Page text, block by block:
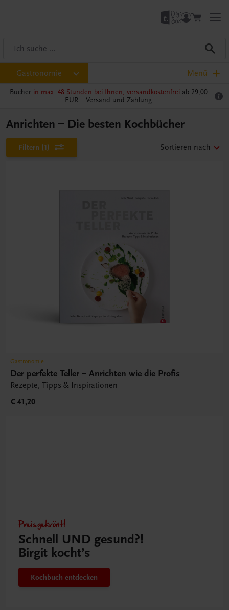
Gastronomie Menü
Bücher in max. 48 Stunden bei Ihnen, versandkostenfrei ab 29,00
EUR – Versand und Zahlung
Anrichten – Die besten Kochbücher
Filtern (1) Sortieren nach
Gastronomie
Der perfekte Teller – Anrichten wie die Profis
Rezepte, Tipps & Inspirationen
€ 41,20
Preisgekrönt!
Schnell UND gesund?!
Birgit kocht’s
Kochbuch entdecken